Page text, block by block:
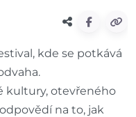
kde se potkává
kultury, otevřeného
na to, jak